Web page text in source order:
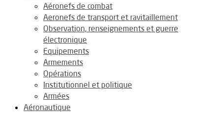
Aéronefs de combat
Aeronefs de transport et ravitaillement
Observation, renseignements et guerre
électronique
Equipements
Armements
Opérations
Institutionnel et politique
Armées
Aéronautique